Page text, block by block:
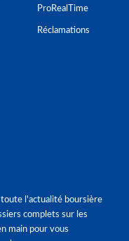
ProRealTime
Réclamations
toute l'actualité boursière
complets sur les
main pour vous